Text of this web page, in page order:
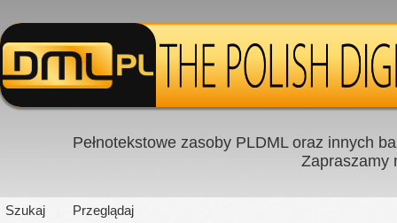
Pełnotekstowe zasoby PLDML oraz innych
Zapraszamy
Szukaj Przeglądaj